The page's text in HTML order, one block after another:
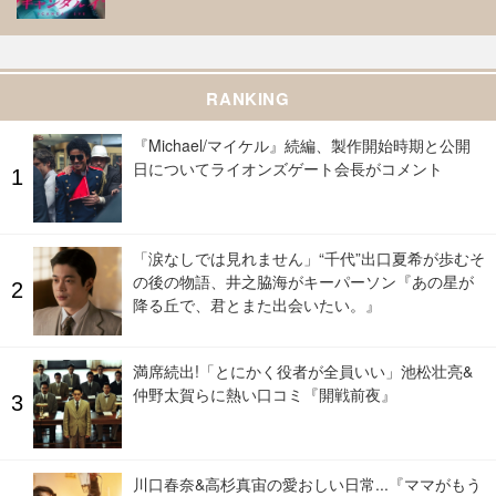
RANKING
『Michael/マイケル』続編、製作開始時期と公開
日についてライオンズゲート会長がコメント
「涙なしでは見れません」“千代”出口夏希が歩むそ
の後の物語、井之脇海がキーパーソン『あの星が
降る丘で、君とまた出会いたい。』
満席続出!「とにかく役者が全員いい」池松壮亮&
仲野太賀らに熱い口コミ『開戦前夜』
川口春奈&高杉真宙の愛おしい日常...『ママがもう